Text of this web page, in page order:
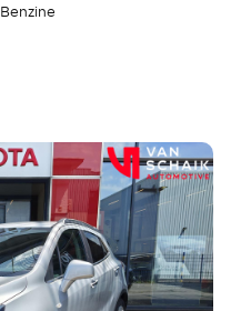
Benzine